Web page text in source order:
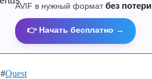
AVIF в нужный формат без
👉 Начать бесплатно →
#Quest